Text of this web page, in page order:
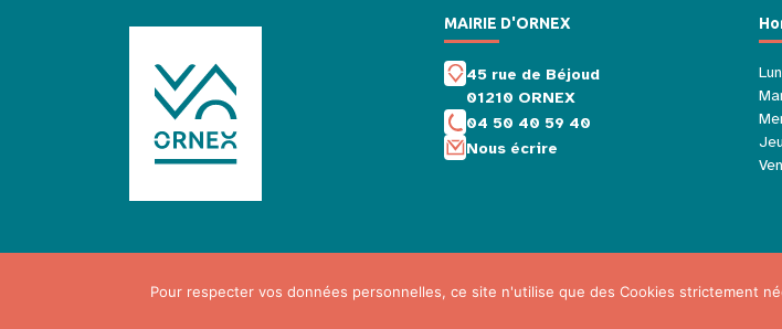
MAIRIE D'ORNEX
45 rue de Béjoud
01210 ORNEX
04 50 40 59 40
Nous écrire
Mentions légales
Pour respecter vos données personnelles, ce site n'utilise que des Cookies strictement